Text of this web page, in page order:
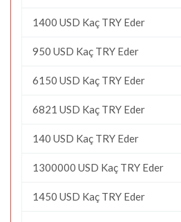
1400 USD Kaç TRY Eder
950 USD Kaç TRY Eder
6150 USD Kaç TRY Eder
6821 USD Kaç TRY Eder
140 USD Kaç TRY Eder
1300000 USD Kaç TRY Eder
1450 USD Kaç TRY Eder